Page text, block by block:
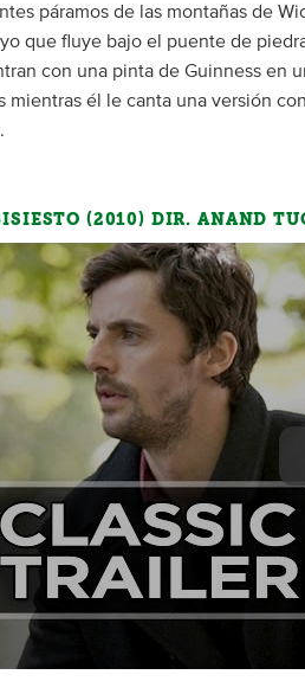
páramos de las montañas de
que fluye bajo el puente de
con una pinta de Guinness en
mientras él le canta una versión
(2010) DIR. ANAND